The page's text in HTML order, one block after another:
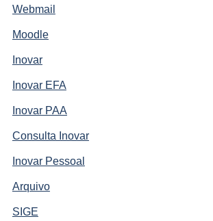
Webmail
Moodle
Inovar
Inovar EFA
Inovar PAA
Consulta Inovar
Inovar Pessoal
Arquivo
SIGE